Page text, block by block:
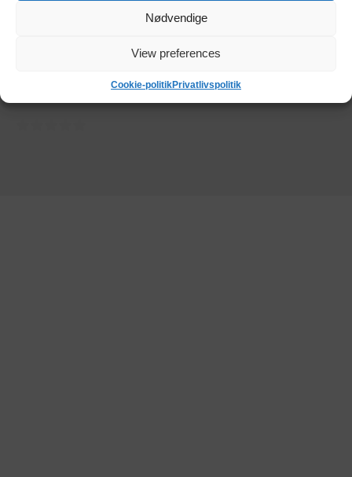
Nødvendige
View preferences
Cookie-politikPrivatlivspolitik
Kundeanmeldelser